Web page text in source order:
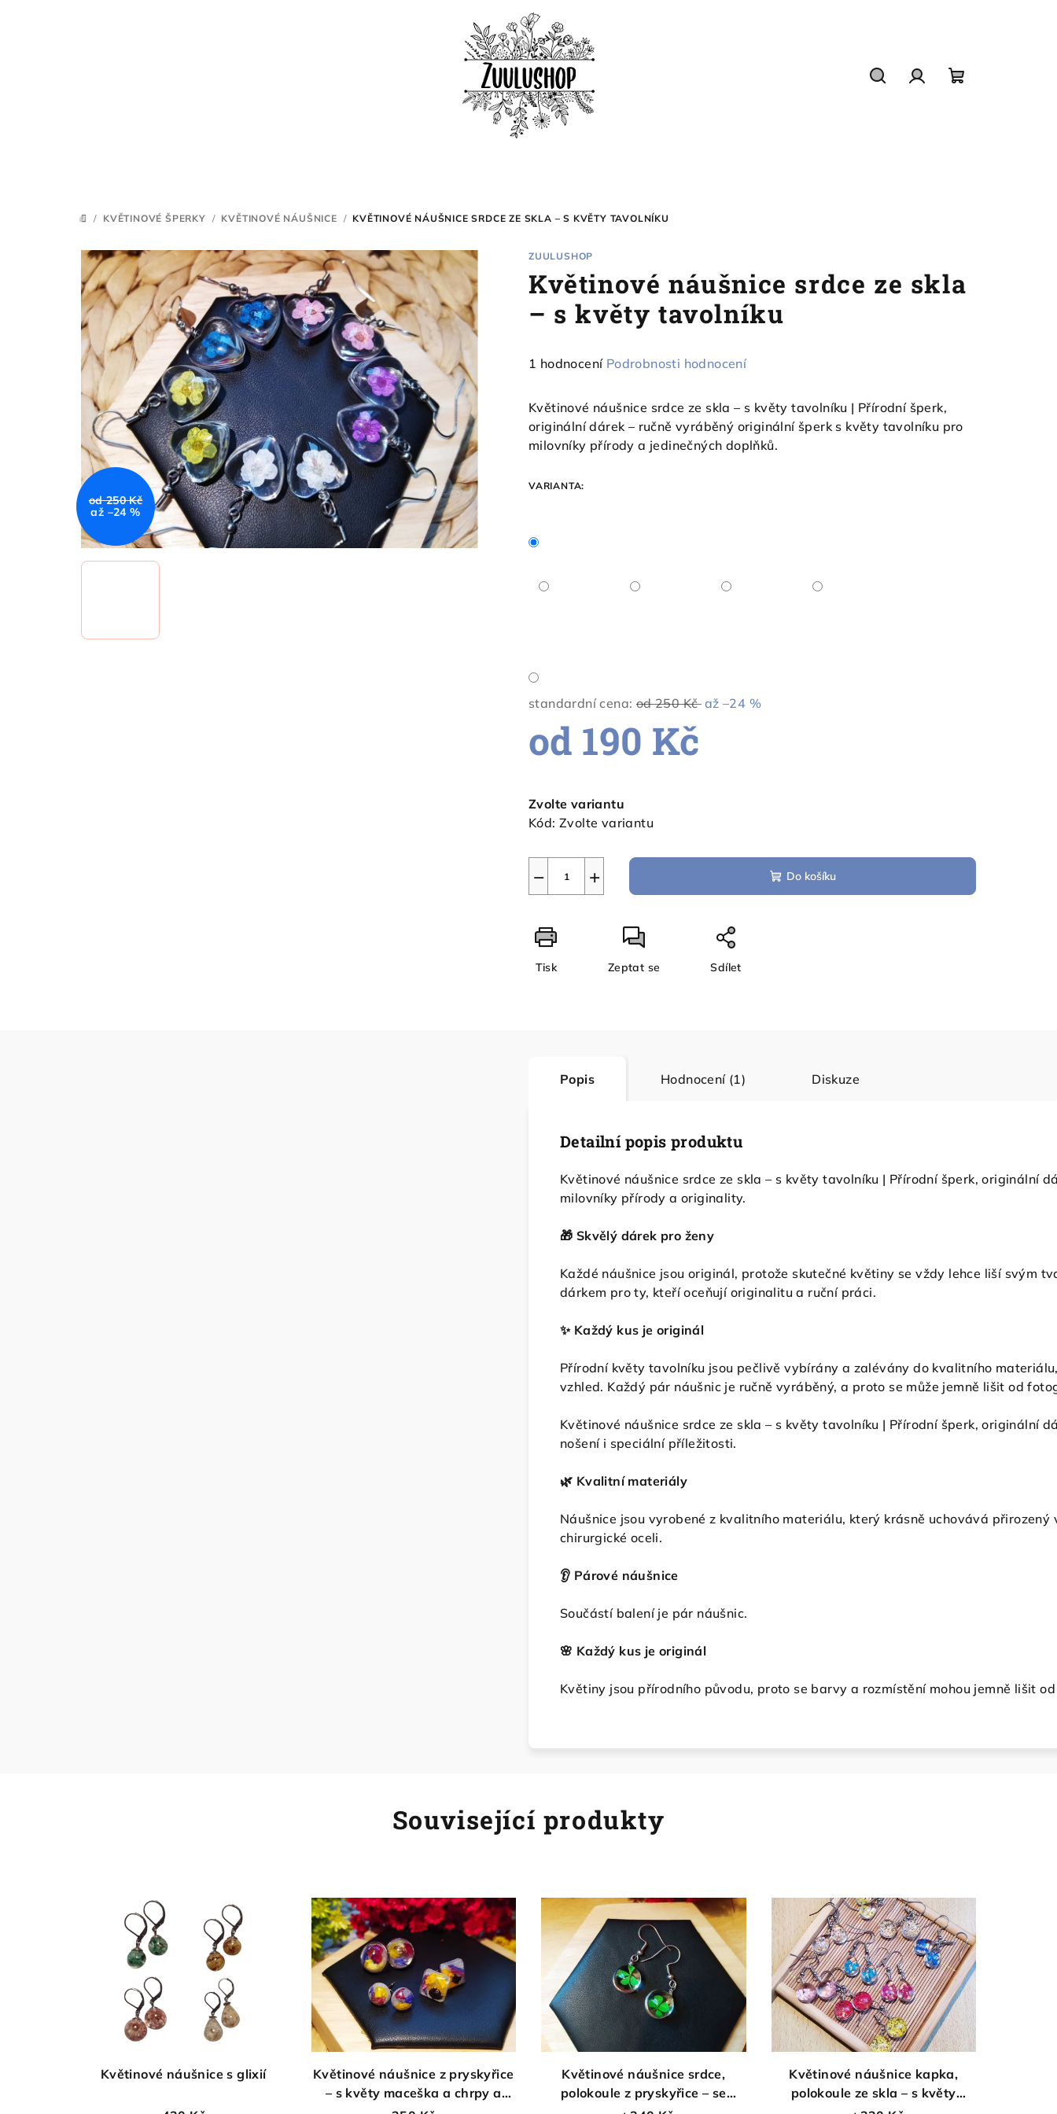
DOMŮ
/ KVĚTINOVÉ ŠPERKY / KVĚTINOVÉ NÁUŠNICE / KVĚTINOVÉ NÁUŠNICE SRDCE ZE SKLA – S KVĚTY TAVOLNÍKU
ZUULUSHOP
Květinové náušnice srdce ze skla
– s květy tavolníku
Průměrné
produktu
5,0
1 hodnocení Podrobnosti hodnocení
Květinové náušnice srdce ze skla – s květy tavolníku | Přírodní šperk,
originální dárek – ručně vyráběný originální šperk s květy tavolníku pro
milovníky přírody a jedinečných doplňků.
VARIANTA:
standardní cena: od 250 Kč až –24 %
od 190 Kč
cena:
Zvolte variantu
Kód: Zvolte variantu
+
− Do košíku
Tisk Zeptat se Sdílet
od 250 Kč
až –24 %
Popis Hodnocení (1) Diskuze
Detailní popis produktu
Květinové náušnice srdce ze skla – s květy tavolníku | Přírodní šperk, originální
milovníky přírody a originality.
🎁 Skvělý dárek pro ženy
Každé náušnice jsou originál, protože skutečné květiny se vždy lehce liší svým
dárkem pro ty, kteří oceňují originalitu a ruční práci.
✨ Každý kus je originál
Přírodní květy tavolníku jsou pečlivě vybírány a zalévány do kvalitního
vzhled. Každý pár náušnic je ručně vyráběný, a proto se může jemně lišit od
Květinové náušnice srdce ze skla – s květy tavolníku | Přírodní šperk, originální
nošení i speciální příležitosti.
🌿 Kvalitní materiály
Náušnice jsou vyrobené z kvalitního materiálu, který krásně uchovává
chirurgické oceli.
👂 Párové náušnice
Součástí balení je pár náušnic.
🌸 Každý kus je originál
Květiny jsou přírodního původu, proto se barvy a rozmístění mohou jemně lišit
Související produkty
Květinové náušnice s glixií
Květinové náušnice z pryskyřice
– s květy maceška a chrpy a
Květinové náušnice srdce,
polokoule z pryskyřice – se
Květinové náušnice kapka,
polokoule ze skla – s květy